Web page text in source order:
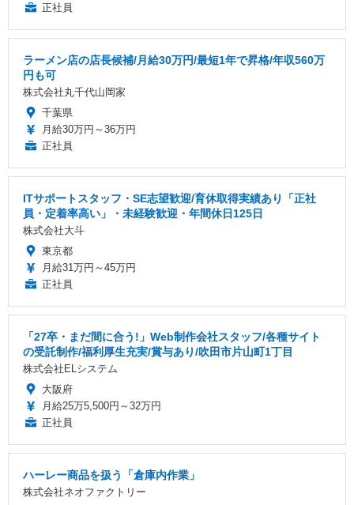
正社員
ラーメン店の店長候補/月給30万円/最短1年で昇格/年収560万
円も可
株式会社丸千代山岡家
千葉県
月給30万円～36万円
正社員
ITサポートスタッフ・SE志望歓迎/育休取得実績あり「正社
員・定着率高い」・未経験歓迎・年間休日125日
株式会社大斗
東京都
月給31万円～45万円
正社員
「27卒・まだ間に合う!」Web制作会社スタッフ/各種サイト
の受託制作/福利厚生充実/賞与あり/吹田市片山町1丁目
株式会社ELシステム
大阪府
月給25万5,500円～32万円
正社員
ハーレー商品を扱う「倉庫内作業」
株式会社ネオファクトリー